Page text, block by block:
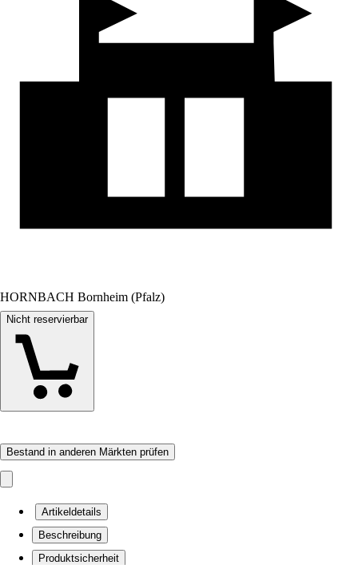
HORNBACH Bornheim (Pfalz)
Nicht reservierbar
Bestand in anderen Märkten prüfen
Artikeldetails
Beschreibung
Produktsicherheit